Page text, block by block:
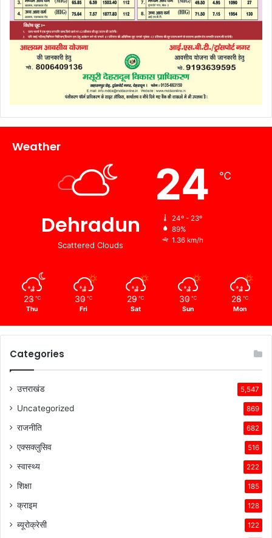
Weather
Dehradun
Scattered Clouds
24 ℃
24º - 23º
89%
1.36 km/h
23 ℃
Thu
30 ℃
Fri
29 ℃
Sat
30 ℃
Sun
28 ℃
Mon
Categories
उत्तराखंड 5,547
Uncategorized 869
राजनीति 682
एक्सक्लुसिव 516
स्वास्थ्य 222
शिक्षा 185
क्राइम 128
ब्यूरोक्रेसी 122